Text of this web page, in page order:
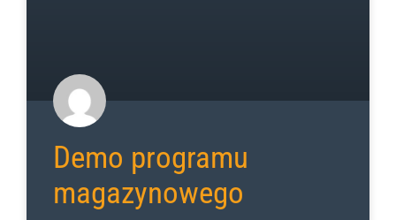
Demo programu
magazynowego